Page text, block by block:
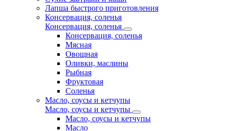
Лапша быстрого приготовления
Консервация, соленья
Консервация, соленья
Консервация, соленья
Мясная
Овощная
Оливки, маслины
Рыбная
Фруктовая
Соленья
Масло, соусы и кетчупы
Масло, соусы и кетчупы
Масло, соусы и кетчупы
Масло